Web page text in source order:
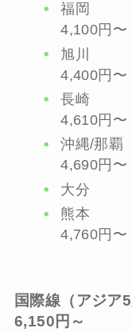
福岡
4,100円〜
旭川
4,400円〜
長崎
4,610円〜
沖縄/那覇
4,690円〜
大分
熊本
4,760円〜
国際線（アジア
6,150円～